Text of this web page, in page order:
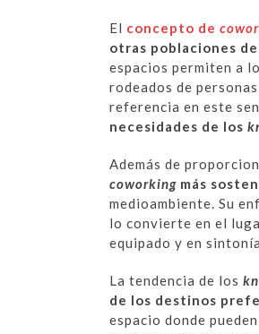
El concepto de
otras poblaciones
espacios permiten a
rodeados de
referencia en este
necesidades de los
Además de
coworking más
medioambiente. Su
lo convierte en el
equipado y en
La tendencia de los
de los destinos
espacio donde